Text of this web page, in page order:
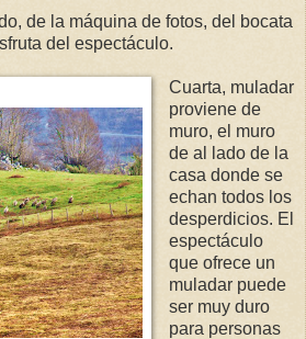
de la máquina de fotos, del bocata
del espectáculo.
Cuarta, muladar
proviene de
muro, el muro
de al lado de la
casa donde se
echan todos los
desperdicios. El
espectáculo
que ofrece un
muladar puede
ser muy duro
para personas